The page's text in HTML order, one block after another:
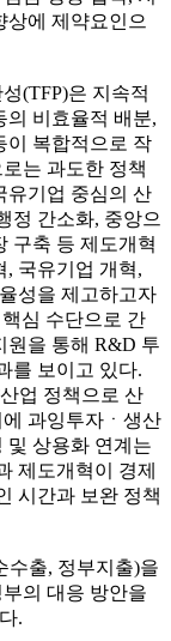
상에 제약요인으
(TFP)은 지속적
의 비효율적 배분,
이 복합적으로 작
는 과도한 정책
유기업 중심의 산
정 간소화, 중앙으
구축 등 제도개혁
, 국유기업 개혁,
성을 제고하고자
심 수단으로 간
원을 통해 R&D 투
를 보이고 있다.
업 정책으로 산
과잉투자ㆍ생산
및 상용화 연계는
제도개혁이 경제
시간과 보완 정책
수출, 정부지출)을
의 대응 방안을
.